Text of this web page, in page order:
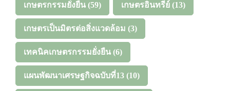
เกษตรกรรมยั่งยืน (59) เกษตรอินทรีย์ (13)
เกษตรเป็นมิตรต่อสิ่งแวดล้อม (3)
เทคนิคเกษตรกรรมยั่งยืน (6)
แผนพัฒนาเศรษฐกิจฉบับที่13 (10)